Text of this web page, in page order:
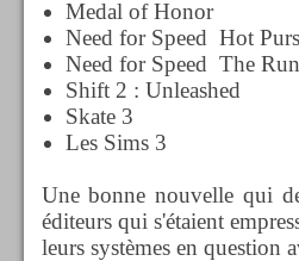
Medal of Honor
Need for Speed Hot
Need for Speed The Run
Shift 2 : Unleashed
Skate 3
Les Sims 3
Une bonne nouvelle qui
éditeurs qui s'étaient
leurs systèmes en question